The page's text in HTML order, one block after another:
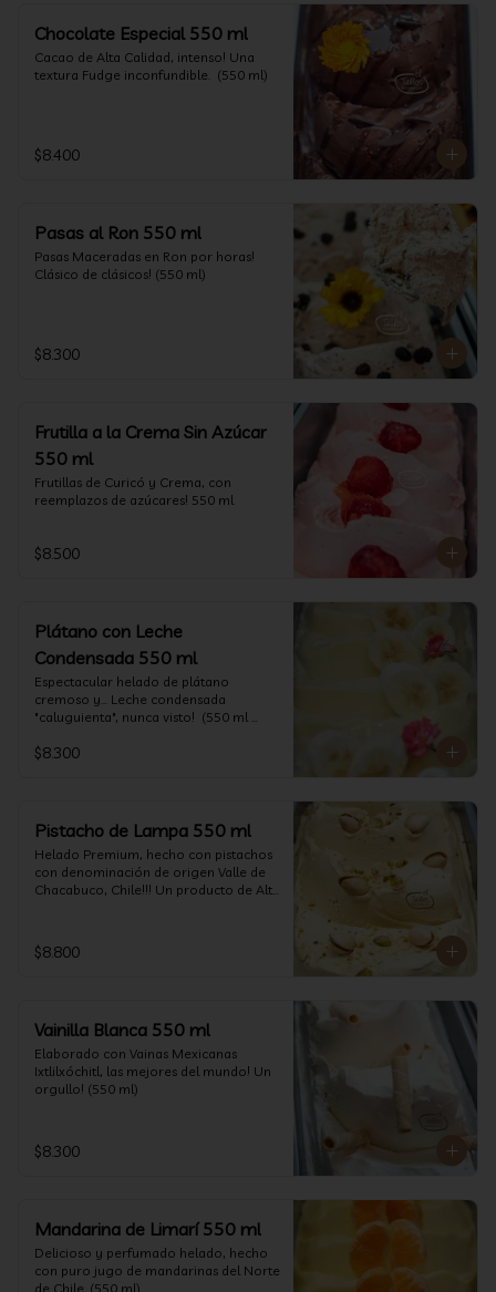
Chocolate Especial 550 ml
Cacao de Alta Calidad, intenso! Una
textura Fudge inconfundible.  (550 ml)
$8.400
Pasas al Ron 550 ml
Pasas Maceradas en Ron por horas!
Clásico de clásicos! (550 ml)
$8.300
Frutilla a la Crema Sin Azúcar
550 ml
Frutillas de Curicó y Crema, con
reemplazos de azúcares! 550 ml
$8.500
Plátano con Leche
Condensada 550 ml
Espectacular helado de plátano
cremoso y... Leche condensada
"caluguienta", nunca visto!  (550 ml
$8.300
Pistacho de Lampa 550 ml
Helado Premium, hecho con pistachos
con denominación de origen Valle de
Chacabuco, Chile!!! Un producto de Alta
$8.800
Vainilla Blanca 550 ml
Elaborado con Vainas Mexicanas
Ixtlilxóchitl, las mejores del mundo! Un
orgullo! (550 ml)
$8.300
Mandarina de Limarí 550 ml
Delicioso y perfumado helado, hecho
con puro jugo de mandarinas del Norte
de Chile. (550 ml)